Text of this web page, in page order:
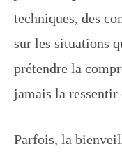
techniques, des
sur les situations
prétendre la
jamais la ressentir
Parfois, la